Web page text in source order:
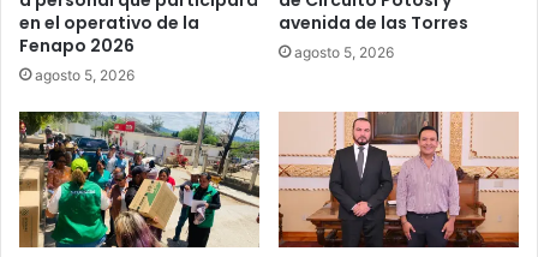
en el operativo de la
Fenapo 2026
agosto 5, 2026
avenida de las Torres
agosto 5, 2026